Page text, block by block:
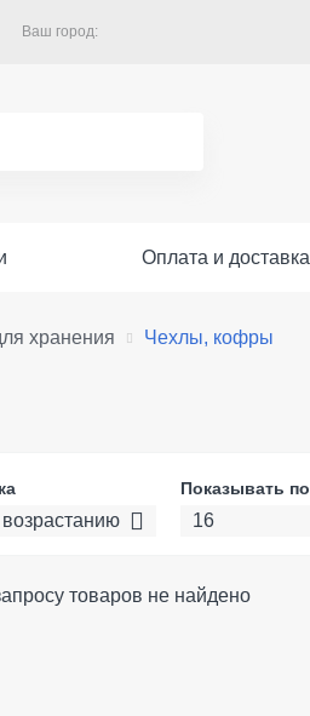
Ваш город:
Оплата и доставка
хранения Чехлы, кофры
Показывать по
16
товаров не найдено